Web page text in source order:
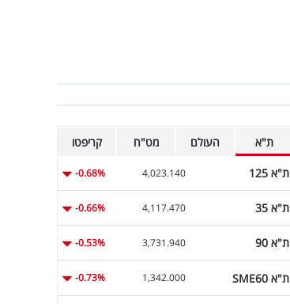
ת"א העולם מט"ח קריפטו
ת"א 125 4,023.140
-0.68%
ת"א 35 4,117.470
-0.66%
ת"א 90 3,731.940
-0.53%
ת"א SME60 1,342.000
-0.73%